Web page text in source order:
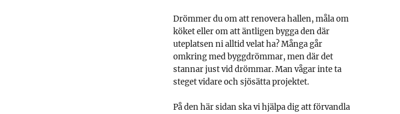
Drömmer du om att renovera hallen, måla om
köket eller om att äntligen bygga den där
uteplatsen ni alltid velat ha? Många går
omkring med byggdrömmar, men där det
stannar just vid drömmar. Man vågar inte ta
steget vidare och sjösätta projektet.
På den här sidan ska vi hjälpa dig att förvandla